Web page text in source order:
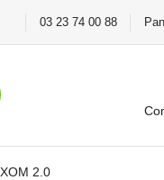
03 23 74 00 88
2.0